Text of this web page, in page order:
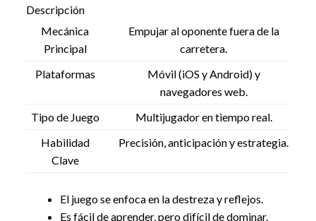
Descripción
Mecánica
Principal
Empujar al oponente fuera de la
carretera.
Plataformas
Móvil (iOS y Android) y
navegadores web.
Tipo de Juego
Multijugador en tiempo real.
Habilidad
Clave
Precisión, anticipación y estrategia.
El juego se enfoca en la destreza y reflejos.
Es fácil de aprender, pero difícil de dominar.